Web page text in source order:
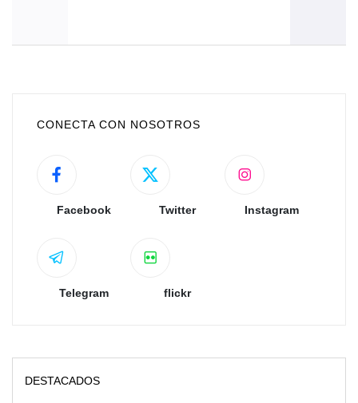
CONECTA CON NOSOTROS
Facebook Twitter Instagram
Telegram flickr
DESTACADOS